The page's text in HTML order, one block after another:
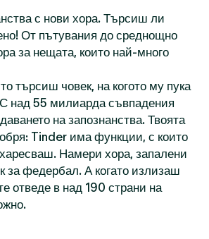
с нови хора. Търсиш ли
От пътувания до среднощно
за нещата, които най-много
търсиш човек, на когото му пука
над 55 милиарда съвпадения
на запознанства. Твоята
Tinder има функции, с които
Намери хора, запалени
за федербал. А когато излизаш
отведе в над 190 страни на